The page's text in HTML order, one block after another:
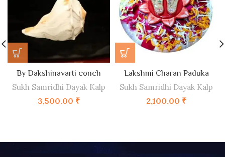
By Dakshinavarti conch
Sukh Samridhi Dayak Kalp
3,500.00 ₹
Lakshmi Charan Paduka
Sukh Samridhi Dayak Kalp
2,100.00 ₹